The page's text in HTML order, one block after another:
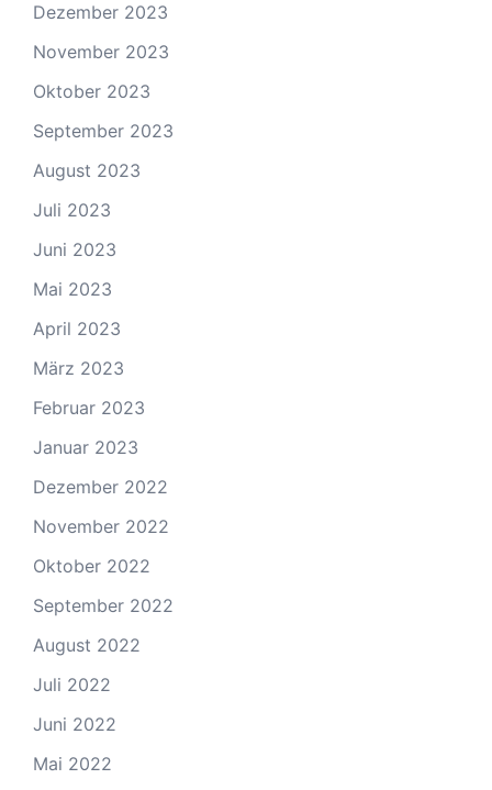
Dezember 2023
November 2023
Oktober 2023
September 2023
August 2023
Juli 2023
Juni 2023
Mai 2023
April 2023
März 2023
Februar 2023
Januar 2023
Dezember 2022
November 2022
Oktober 2022
September 2022
August 2022
Juli 2022
Juni 2022
Mai 2022